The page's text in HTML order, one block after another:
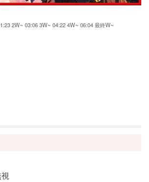
2W~ 03:06 3W~ 04:22 4W~ 06:04 最終W~